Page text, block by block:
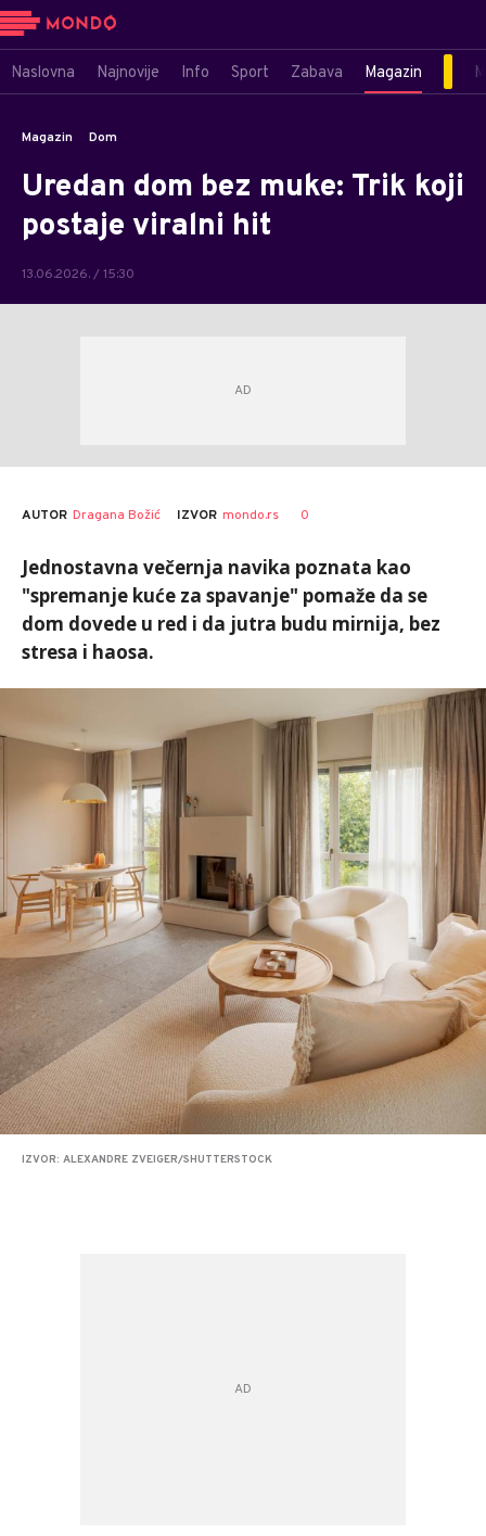
Naslovna Najnovije Info Sport Zabava Magazin
Magazin Dom
Uredan dom bez muke: Trik koji
postaje viralni hit
13.06.2026. / 15:30
AUTOR Dragana Božić IZVOR mondo.rs 0
Jednostavna večernja navika poznata kao
"spremanje kuće za spavanje" pomaže da se
dom dovede u red i da jutra budu mirnija, bez
stresa i haosa.
IZVOR: ALEXANDRE ZVEIGER/SHUTTERSTOCK